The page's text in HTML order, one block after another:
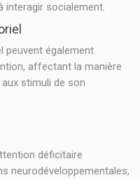
interagir socialement.
peuvent également
affectant la manière
stimuli de son
déficitaire
neurodéveloppementales,